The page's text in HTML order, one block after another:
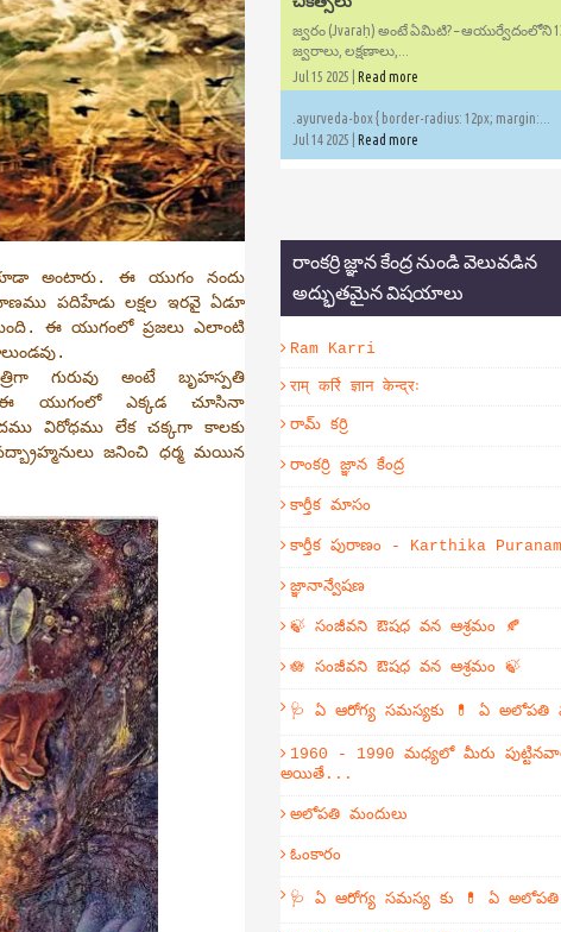
అంటారు. ఈ యుగం నందు
పదిహేడు లక్షల ఇరవై ఏడూ
ఈ యుగంలో ప్రజలు ఎలాంటి
గురువు అంటే బృహస్పతి
ఈ యుగంలో ఎక్కడ చూసినా
విరోధము లేక చక్కగా కాలకు
జనించి ధర్మ మయిన
జ్వరం (Jvaraḥ) అంటే ఏమిటి? – ఆయుర్వేదంలోని
జ్వరాలు, లక్షణాలు,...
Jul 15 2025 | Read more
.ayurveda-box { border-radius: 12px; margin:...
Jul 14 2025 | Read more
రాంకర్రి జ్ఞాన కేంద్ర నుండి వెలువడిన
అద్భుతమైన విషయాలు
Ram Karri
राम् कर्रि ज्ञान केन्द्रः
రామ్ కర్రి
రాంకర్రి జ్ఞాన కేంద్ర
కార్తీక మాసం
కార్తీక పురాణం - Karthika Puranam
జ్ఞానాన్వేషణ
🍃 సంజీవని ఔషధ వన ఆశ్రమం 🍂
🪷 సంజీవని ఔషధ వన ఆశ్రమం 🍃
🩺 ఏ ఆరోగ్య సమస్యకు 💊 ఏ అలోపతి
1960 - 1990 మధ్యలో మీరు
అయితే...
అలోపతి మందులు
ఓంకారం
🩺 ఏ ఆరోగ్య సమస్య కు 💊 ఏ